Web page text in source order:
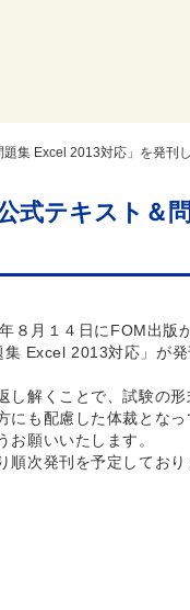
集 Excel 2013対応」を発刊
式テキスト＆
８月１４日にFOM出版
Excel 2013対応」が
解くことで、試験の
も配慮した体裁となっ
願いいたします。
次発刊を予定してお